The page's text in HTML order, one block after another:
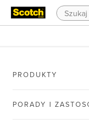
PRODUKTY
PORADY I